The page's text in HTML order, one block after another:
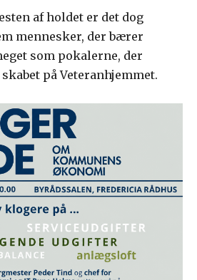
af holdet er det dog
mennesker, der bærer
som pokalerne, der
på Veteranhjemmet.